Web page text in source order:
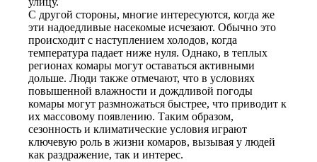
С другой стороны, многие интересуются, когда же
эти надоедливые насекомые исчезают. Обычно это
происходит с наступлением холодов, когда
температура падает ниже нуля. Однако, в теплых
регионах комары могут оставаться активными
дольше. Люди также отмечают, что в условиях
повышенной влажности и дождливой погоды
комары могут размножаться быстрее, что приводит к
их массовому появлению. Таким образом,
сезонность и климатические условия играют
ключевую роль в жизни комаров, вызывая у людей
как раздражение, так и интерес.